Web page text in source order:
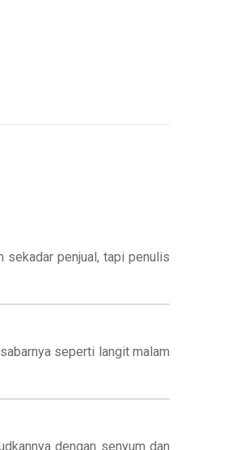
sekadar penjual, tapi penulis
seperti langit malam
dengan senyum dan